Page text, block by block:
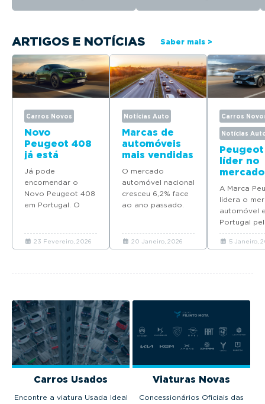
ARTIGOS E NOTÍCIAS Saber mais >
Carros Novos
Novo
Peugeot 408
já está
disponível
para
encomenda
em Portugal
Já pode
encomendar o
Novo Peugeot 408
em Portugal. O
com preços a
partir de 37.065
23 Fevereiro, 2026
Notícias Auto
Marcas de
automóveis
mais vendidas
em Portugal
em 2025
O mercado
automóvel nacional
cresceu 6,2% face
ao ano passado.
automóveis novos
venderam em
20 Janeiro, 2026
Carros
Notícias
líder no
mercado
quatro
modelos
Top 10
vendas
2025
A Marca
lidera o
automóvel
Portugal
ano
coloca
5 Janeiro,
Carros Usados
Encontre a viatura Usada Ideal
Viaturas Novas
Concessionários Oficiais das